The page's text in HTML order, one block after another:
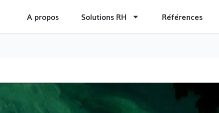
A propos Solutions RH Références